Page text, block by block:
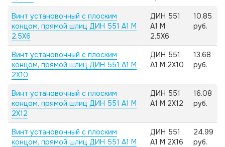
Винт установочный с плоским
концом, прямой шлиц ДИН 551 А1 M
2,5X6
ДИН 551
А1 M
2,5X6
10.85
руб.
Винт установочный с плоским
концом, прямой шлиц ДИН 551 А1 M
2X10
ДИН 551
А1 M 2X10
13.68
руб.
Винт установочный с плоским
концом, прямой шлиц ДИН 551 А1 M
2X12
ДИН 551
А1 M 2X12
16.08
руб.
Винт установочный с плоским
концом, прямой шлиц ДИН 551 А1 M
ДИН 551
А1 M 2X16
24.99
руб.